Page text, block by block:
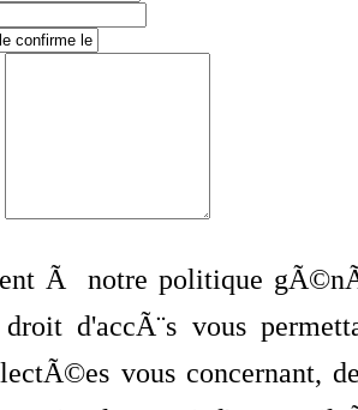
Ã notre politique
droit d'accÃ¨s vous
vous concernant,